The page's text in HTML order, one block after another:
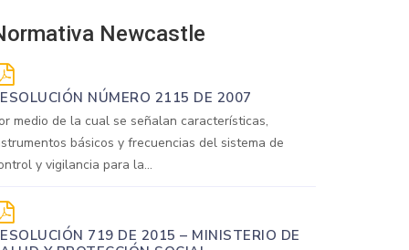
Newcastle
NÚMERO 2115 DE 2007
medio de la cual se señalan características,
básicos y frecuencias del sistema de
y vigilancia para la...
719 DE 2015 – MINISTERIO DE